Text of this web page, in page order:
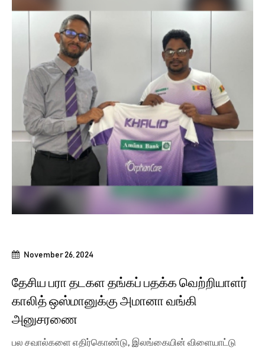
November 26, 2024
தேசிய பரா தடகள தங்கப் பதக்க வெற்றியாளர்
காலித் ஒஸ்மானுக்கு அமானா வங்கி
அனுசரணை
பல சவால்களை எதிர்கொண்டு, இலங்கையின் விளையாட்டு